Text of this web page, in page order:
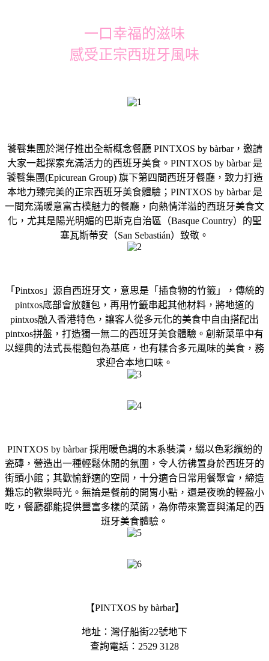
一口幸福的滋味
感受正宗西班牙風味
饕餮集團於灣仔推出全新概念餐廳 PINTXOS by bàrbar，邀請
大家一起探索充滿活力的西班牙美食。PINTXOS by bàrbar 是
饕餮集團(Epicurean Group) 旗下第四間西班牙餐廳，致力打造
本地力臻完美的正宗西班牙美食體驗；PINTXOS by bàrbar 是
一間充滿暖意富古樸魅力的餐廳，向熱情洋溢的西班牙美食文
化，尤其是陽光明媚的巴斯克自治區（Basque Country）的聖
塞瓦斯蒂安（San Sebastián）致敬。
「Pintxos」源自西班牙文，意思是「插食物的竹籤」，傳統的
pintxos底部會放麵包，再用竹籤串起其他材料，將地道的
pintxos融入香港特色，讓客人從多元化的美食中自由搭配出
pintxos拼盤，打造獨一無二的西班牙美食體驗。創新菜單中有
以經典的法式長棍麵包為基底，也有糅合多元風味的美食，務
求迎合本地口味。
PINTXOS by bàrbar 採用暖色調的木系裝潢，綴以色彩繽紛的
瓷磚，營造出一種輕鬆休閒的氛圍，令人彷彿置身於西班牙的
街頭小館；其歡愉舒適的空間，十分適合日常用餐聚會，締造
難忘的歡樂時光。無論是餐前的開胃小點，還是夜晚的輕盈小
吃，餐廳都能提供豐富多樣的菜餚，為你帶來驚喜與滿足的西
班牙美食體驗。
【PINTXOS by bàrbar】
地址：灣仔船街22號地下
查詢電話：2529 3128